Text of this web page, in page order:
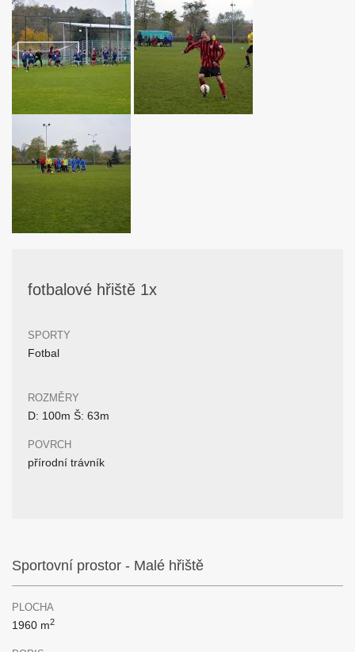
fotbalové hřiště 1x
SPORTY
Fotbal
ROZMĚRY
D: 100m Š: 63m
POVRCH
přírodní trávník
Sportovní prostor - Malé hřiště
PLOCHA
1960 m2